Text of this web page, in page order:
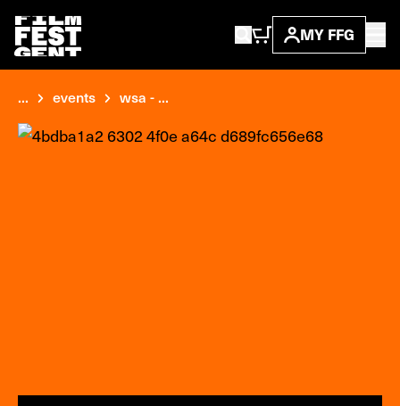
MY FFG
... events wsa - ...